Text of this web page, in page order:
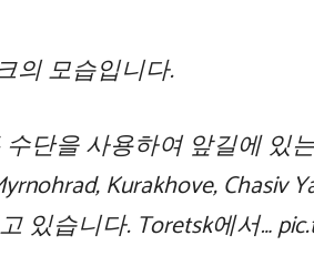
의 모습입니다.
수단을 사용하여 앞길에 있
Kurakhove,
있습니다. Toretsk에서…